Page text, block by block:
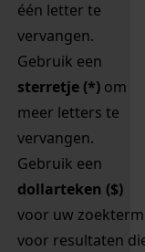
één letter te
vervangen.
Gebruik een
sterretje (*) om
meer letters te
vervangen.
Gebruik een
dollarteken ($)
voor uw zoekterm
voor resultaten